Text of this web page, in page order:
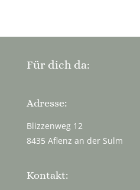
Für dich da:
Adresse:
Blizzenweg 12
8435 Aflenz an der Sulm
Kontakt: